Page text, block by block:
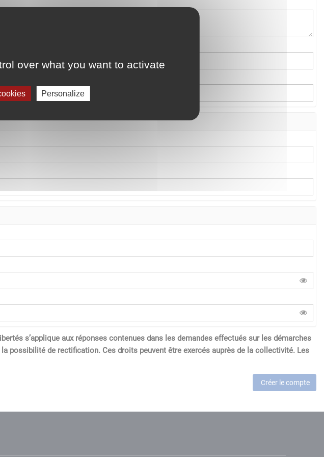
over what you want to activate
Personalize
s’applique aux réponses contenues dans les demandes effectués sur les démarches
possibilité de rectification. Ces droits peuvent être exercés auprès de la collectivité. Les
Créer le compte